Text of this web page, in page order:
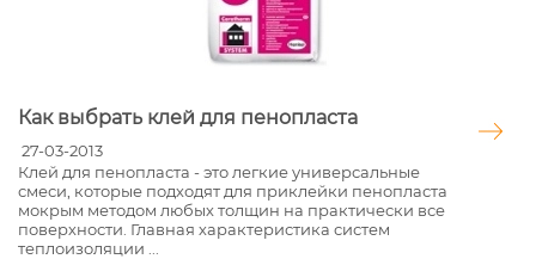
Как выбрать клей для пенопласта
27-03-2013
Клей для пенопласта - это легкие универсальные
смеси, которые подходят для приклейки пенопласта
мокрым методом любых толщин на практически все
поверхности. Главная характеристика систем
теплоизоляции ...